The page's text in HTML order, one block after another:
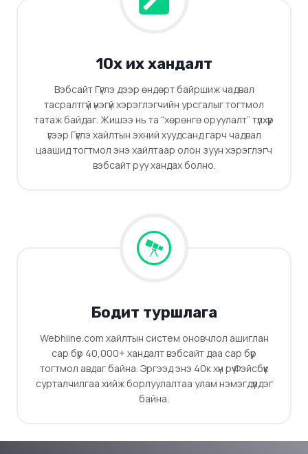
10х их хандалт
Вэбсайт Гүүглэ дээр өндөрт байршиж чадвал
тасралтгүй үнэгүй хэрэглэгчийн урсгалыг тогтмол
татаж байдаг. Жишээ нь та “хөрөнгө оруулалт” түлхүүр
үгээр Гүүглэ хайлтын эхний хуудсанд гарч чадвал
цаашид тогтмол энэ хайлтаар олон зуун хэрэглэгч
вэбсайт руу хандах болно.
Бодит туршлага
Webhiine.com хайлтын систем оновчлол ашиглан
сар бүр 40,000+ хандалт вэбсайт даа сар бүр
тогтмол авдаг байна. Эргээд энэ 40к хүн рүү Фэйсбүүк
сурталчилгаа хийж борлуулалтаа улам нэмэгдүүлдэг
байна.